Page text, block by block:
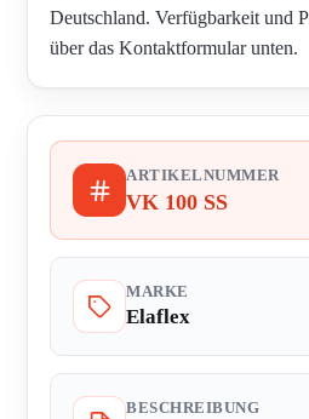
Deutschland. Verfügbarkeit und
über das Kontaktformular unten.
ARTIKELNUMMER
VK 100 SS
MARKE
Elaflex
BESCHREIBUNG